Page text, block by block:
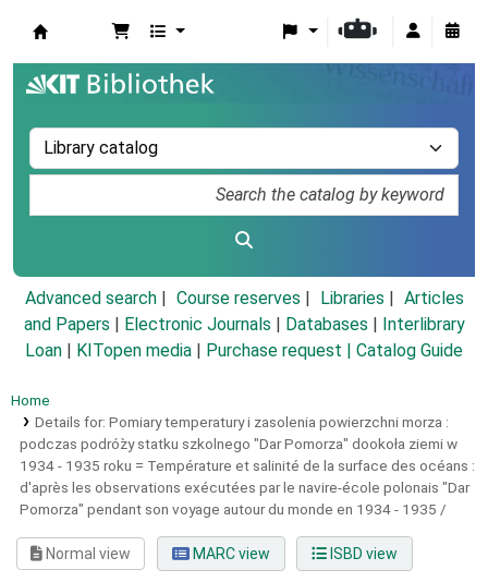
Advanced search Course reserves Libraries
Articles
and Papers
Electronic Journals Databases
Interlibrary
Loan
KITopen media Purchase request | Catalog Guide
Home
Details for: Pomiary temperatury i zasolenia powierzchni morza :
podczas podróz̀y statku szkolnego "Dar Pomorza" dookoła ziemi w
1934 - 1935 roku = Température et salinité de la surface des océans :
d'après les observations exécutées par le navire-école polonais "Dar
Pomorza" pendant son voyage autour du monde en 1934 - 1935 /
Normal view MARC view ISBD view